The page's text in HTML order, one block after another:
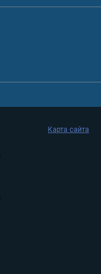
Карта сайта